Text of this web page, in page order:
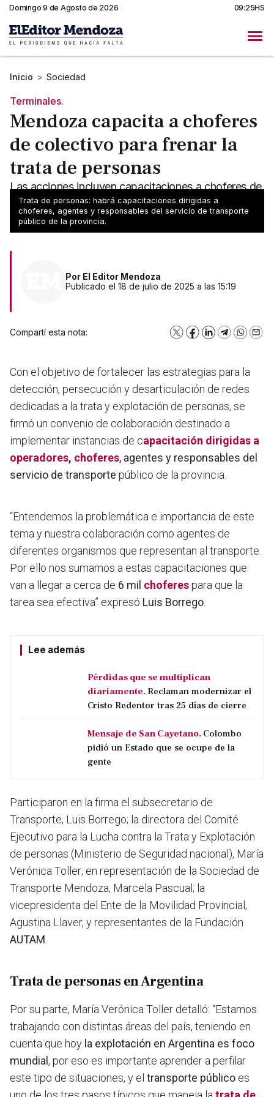
Domingo 9 de Agosto de 2026 09:25HS
Inicio > Sociedad
Terminales.
Mendoza capacita a choferes
de colectivo para frenar la
trata de personas
Las acciones incluyen capacitaciones a choferes de
colectivo y personal que se desempeñan en
distintas áreas del transporte.
Trata de personas: habrá capacitaciones dirigidas a
choferes, agentes y responsables del servicio de transporte
público de la provincia.
Por El Editor Mendoza
Publicado el 18 de julio de 2025 a las 15:19
Compartí esta nota: X Facebook
LinkedInTelegram
Con el objetivo de fortalecer las estrategias para la
detección, persecución y desarticulación de redes
dedicadas a la trata y explotación de personas, se
firmó un convenio de colaboración destinado a
implementar instancias de capacitación dirigidas a
operadores, choferes, agentes y responsables del
servicio de transporte público de la provincia.
“Entendemos la problemática e importancia de este
tema y nuestra colaboración como agentes de
diferentes organismos que representan al transporte.
Por ello nos sumamos a estas capacitaciones que
van a llegar a cerca de 6 mil choferespara que la
tarea sea efectiva” expresó Luis Borrego
Lee además
Pérdidas que se multiplican
diariamente. Reclaman modernizar el
Cristo Redentor tras 25 días de cierre
Mensaje de San Cayetano. Colombo
pidió un Estado que se ocupe de la
gente
Participaron en la firma el subsecretario de
Transporte, Luis Borrego; la directora del Comité
Ejecutivo para la Lucha contra la Trata y Explotación
de personas (Ministerio de Seguridad nacional), María
Verónica Toller; en representación de la Sociedad de
Transporte Mendoza, Marcela Pascual; la
vicepresidenta del Ente de la Movilidad Provincial,
Agustina Llaver, y representantes de la Fundación
AUTAM
Trata de personas en Argentina
Por su parte, María Verónica Toller detalló: “Estamos
trabajando con distintas áreas del país, teniendo en
cuenta que hoy la explotación en Argentina es foco
mundial , por eso es importante aprender a perfilar
este tipo de situaciones, y el transporte público es